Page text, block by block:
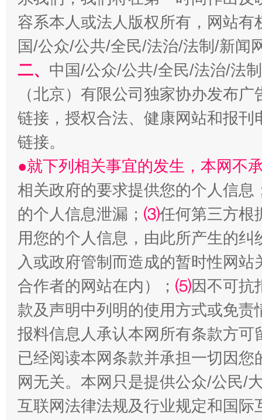
从幼儿园到大学，有这些资助 “
事关残疾人未来5年
规模最大的光氢储一体化项目 走
容系本人或法人版权所有，网站
国/公众/公共/全民/法治/法制/新闻
二、 中国/公众/公共/全民/法治/法
（北京）有限公司独家协办发布
链接，授权合法、健康网站和报
链接。
●就下列相关事宜的发生，本网不
相关政府的要求提供您的个人信息
的个人信息泄漏； ⑶任何第三方根
用您的个人信息，由此所产生的纠
入或政府管制而造成的暂时性网
合作者的网站在内）； ⑸因不可抗
款及声明中列明的使用方式或免责
报料信息人承认本网所有条款方
已经阅读本网条款并承担一切因
网无关。本网只是提供公众/公民/
互联网法律法规及行业规定和国